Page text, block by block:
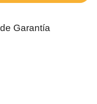
Garantía